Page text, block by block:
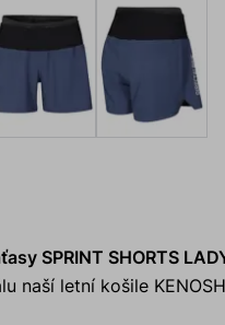
SPRINT SHORTS
naší letní košile